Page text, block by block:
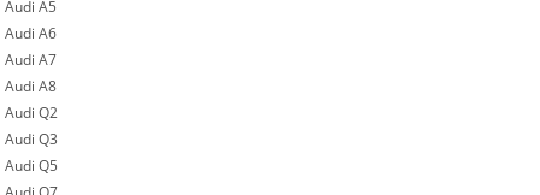
Audi A5
Audi A6
Audi A7
Audi A8
Audi Q2
Audi Q3
Audi Q5